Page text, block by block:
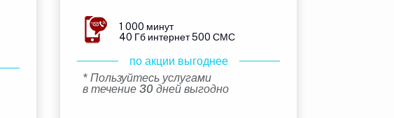
1 000 минут
40 Гб интернет 500 СМС
по акции выгоднее
* Пользуйтесь услугами
в течение 30 дней выгодно